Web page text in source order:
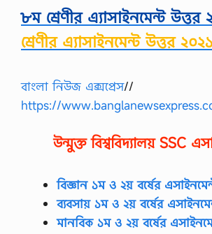
৮ম শ্রেণীর এ্যাসাইনমেন্ট উত্তর
শ্রেণীর এ্যাসাইনমেন্ট উত্তর ২০২১
বাংলা নিউজ এক্সপ্রেস//
https://
উন্মুক্ত বিশ্ববিদ্যালয়SSC
বিজ্ঞান ১ম ও ২য় বর্ষের
ব্যবসায় ১ম ও ২য় বর্ষের
মানবিক ১ম ও ২য় বর্ষের